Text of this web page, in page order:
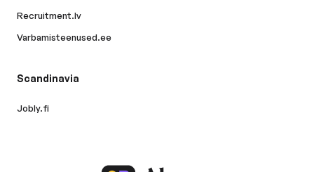
Recruitment.lv
Varbamisteenused.ee
Scandinavia
Jobly.fi